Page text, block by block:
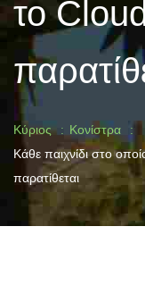
το
Κύριος
Κονίστρα
Κάθε παιχνίδι στο
παρατίθεται